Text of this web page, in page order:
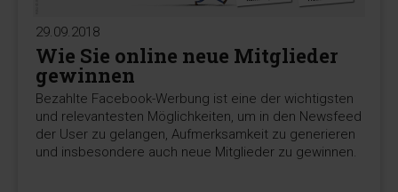
29.09.2018
Wie Sie online neue Mitglieder
gewinnen
Bezahlte Facebook-Werbung ist eine der wichtigsten
und relevantesten Möglichkeiten, um in den Newsfeed
der User zu gelangen, Aufmerksamkeit zu generieren
und insbesondere auch neue Mitglieder zu gewinnen.